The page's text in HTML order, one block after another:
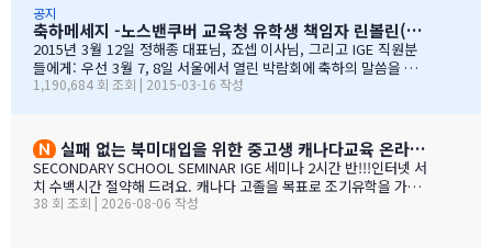
람회에 참가하길 고대합니다. IGE 직원들은 조직 기술과 정보의
상세함, 그리고 테이블에 앉아 학부모님들과 소통할 때 IGE 통역
사 분들의 친절함과 지지적인 태도는 저에게 지속적으로 깊은 인
상을 줍니다. 랭리는 한국인 가족들이 해외 유학지로 고려할 핵심
유학 지역이 되었습니다. 우리는 서울에 다른 유학원들과도 파트
리의 학교들로 즐겁게 맞이할 수 있었습니다. IGE 직원분들과 함
께 협력하여 일하는 과정을 통해 우리는 한국 사…
공지
축하메세지 -노스밴쿠버 교육청 유학생 책임자 린볼린(Lynne Bolen) 편지
2015년 3월 12일 정해종 대표님, 죠셉 이사님, 그리고 IGE 직원분
들에게: 우선 3월 7, 8일 서울에서 열린 박람회에 축하의 말씀을 전
합니다. 이 틀간의 박람회를 개최하는 동안 많은 관심을 보여준 한국
박람회에 참가한 모든 교육청들에게도 이와 같은 좋은 일이 있기를
바랍니다. 과거에 박람회 때마다 통역관을 배치해 주신 것에 대해 감
사 드립니다. 특히 이번 주말 동안 세 명의 훌륭한 통역관과 일할 수
있게 기회를 주셔서 고맙습니다. 세 분 모두 노스밴쿠버에 대해 자세
히 알고 있었으며, 미국이나 캐나다에서 직접 겪은 해외경험들을 나
1,190,684 회 조회 | 2015-03-16 작성
실패 없는 북미대입을 위한 중고생 캐나다교육 온라인 ZOOM 설명회 8월 27일(목)
SECONDARY SCHOOL SEMINAR IGE 세미나 2시간 반!!!인터넷 서
치 수백시간 절약해 드려요. 캐나다 고졸을 목표로 조기유학을 가지
는 않죠. 어떤 경우에도 중요한 것은 대학!!! 20년간 캐나다 조기유학
38 회 조회 | 2026-08-06 작성